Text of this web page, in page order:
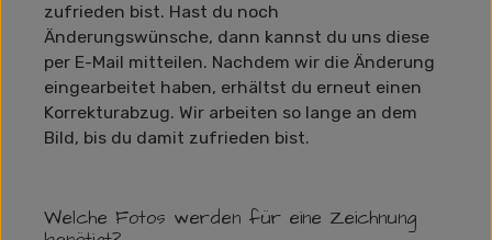
zufrieden bist. Hast du noch
Änderungswünsche, dann kannst du uns diese
per E-Mail mitteilen. Nachdem wir die Änderung
eingearbeitet haben, erhältst du erneut einen
Korrekturabzug. Wir arbeiten so lange an dem
Bild, bis du damit zufrieden bist.
Welche Fotos werden für eine Zeichnung